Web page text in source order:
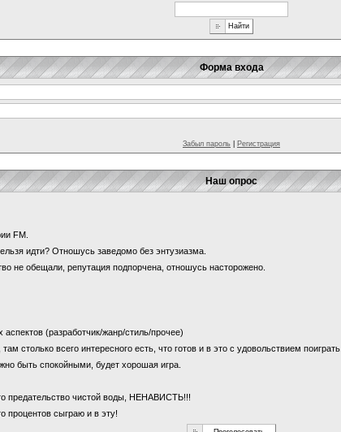
Форма входа
Забыл пароль Регистрация
Наш опрос
FM.
идти? Отношусь заведомо без энтузиазма.
не обещали, репутация подпорчена, отношусь насторожено.
(разработчик/жанр/стиль/прочее)
столько всего интересного есть, что готов и в это с удовольствием поиграть.
быть спокойными, будет хорошая игра.
предательство чистой воды, НЕНАВИСТЬ!!!
процентов сыграю и в эту!